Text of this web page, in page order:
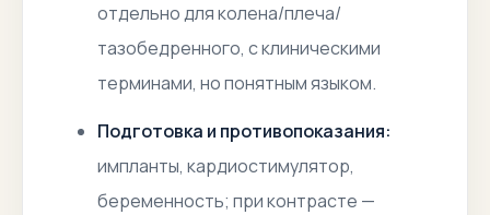
отдельно для колена/плеча/
тазобедренного, с клиническими
терминами, но понятным языком.
Подготовка и противопоказания:
импланты, кардиостимулятор,
беременность; при контрасте —